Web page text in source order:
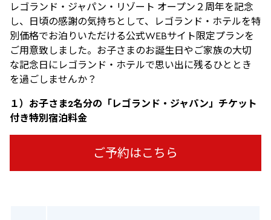
レゴランド・ジャパン・リゾート オープン２周年を記念
し、日頃の感謝の気持ちとして、レゴランド・ホテルを特
別価格でお泊りいただける公式WEBサイト限定プランを
ご用意致しました。お子さまのお誕生日やご家族の大切
な記念日にレゴランド・ホテルで思い出に残るひととき
を過ごしませんか？
１）お子さま2名分の「レゴランド・ジャパン」チケット
付き特別宿泊料金
ご予約はこちら